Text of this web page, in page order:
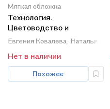
Мягкая обложка
Технология.
Цветоводство и
декоративное
садоводство. 6 класс
(ФГОС ОВЗ)
Евгения Ковалева, Наталья
Нет в наличии
Похожее